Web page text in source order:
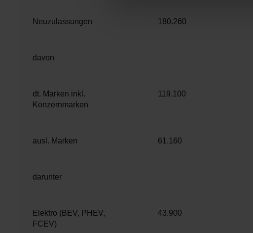
Neuzulassungen 180.260
davon
dt. Marken inkl.
Konzernmarken
119.100
ausl. Marken 61.160
darunter
Elektro (BEV, PHEV,
FCEV)
43.900